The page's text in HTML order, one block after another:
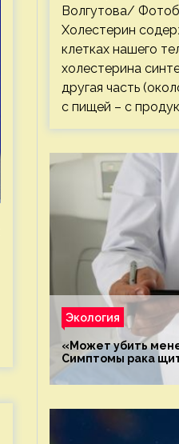
Волгутова/
Холестерин
клетках нашего
холестерина
другая часть
с пищей – с
Экология
«Может убить
Симптомы рака
новости экологии